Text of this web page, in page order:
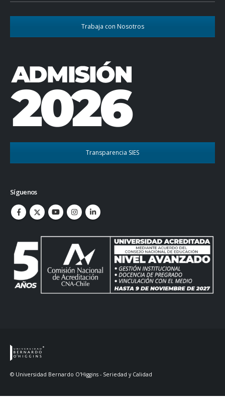
Trabaja con Nosotros
Transparencia SIES
Síguenos
© Universidad Bernardo O'Higgins - Seriedad y Calidad